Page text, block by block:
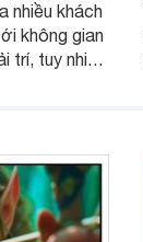
nhiều khách
không gian
trí, tuy nhiên
m2?